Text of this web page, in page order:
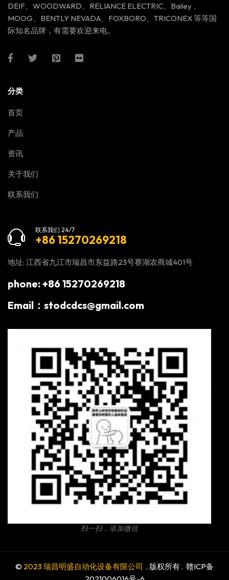
DEIF、WOODWARD、RELIANCE ELECTRIC、Bailey 、
MOOG、BENTLY NEVADA、FOXBORO、TRICONEX 等等国
际知名品牌，有需要欢迎来电。
分类
首页
产品
资讯
关于我们
联系我们
联系我们 24/7
+86 15270269218
地址: 江西省九江市瑞昌市东益路23号赛湖农商城401号
phone: +86 15270269218
Email：stodcdcs@gmail.com
扫一扫，添加微信
© 2023 瑞昌明盛自动化设备有限公司 . 版权所有 . 赣ICP备